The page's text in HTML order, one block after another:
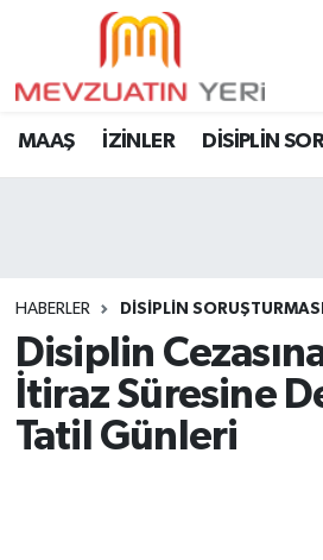
MAAŞ İZİNLER DİSİPLİN
HABERLER DİSİPLİN SORUŞTURMASI
Disiplin
İtiraz Süresine
Tatil Günleri